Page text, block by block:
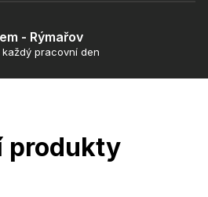
- Rýmařov
pracovní den
produkty